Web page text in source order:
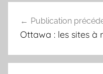
de
Publication
Ottawa : les sites à